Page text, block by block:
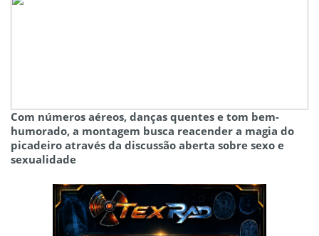
Com números aéreos, danças quentes e tom bem-
humorado, a montagem busca reacender a magia do
picadeiro através da discussão aberta sobre sexo e
sexualidade